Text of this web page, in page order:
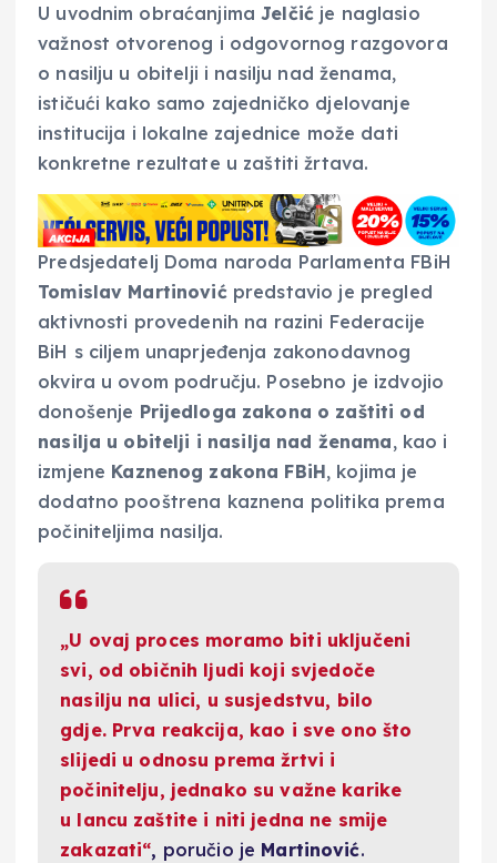
U uvodnim obraćanjimaJelčić je naglasio
važnost otvorenog i odgovornog razgovora
o nasilju u obitelji i nasilju nad ženama,
ističući kako samo zajedničko djelovanje
institucija i lokalne zajednice može dati
konkretne rezultate u zaštiti žrtava.
Predsjedatelj Doma naroda Parlamenta FBiH
Tomislav Martinovićpredstavio je pregled
aktivnosti provedenih na razini Federacije
BiH s ciljem unaprjeđenja zakonodavnog
okvira u ovom području. Posebno je izdvojio
donošenje Prijedloga zakona o zaštiti od
nasilja u obitelji i nasilja nad ženama, kao i
izmjene Kaznenog zakona FBiH, kojima je
dodatno pooštrena kaznena politika prema
počiniteljima nasilja.
„U ovaj proces moramo biti uključeni
svi, od običnih ljudi koji svjedoče
nasilju na ulici, u susjedstvu, bilo
gdje. Prva reakcija, kao i sve ono što
slijedi u odnosu prema žrtvi i
počinitelju, jednako su važne karike
u lancu zaštite i niti jedna ne smije
zakazati“, poručio je Martinović.